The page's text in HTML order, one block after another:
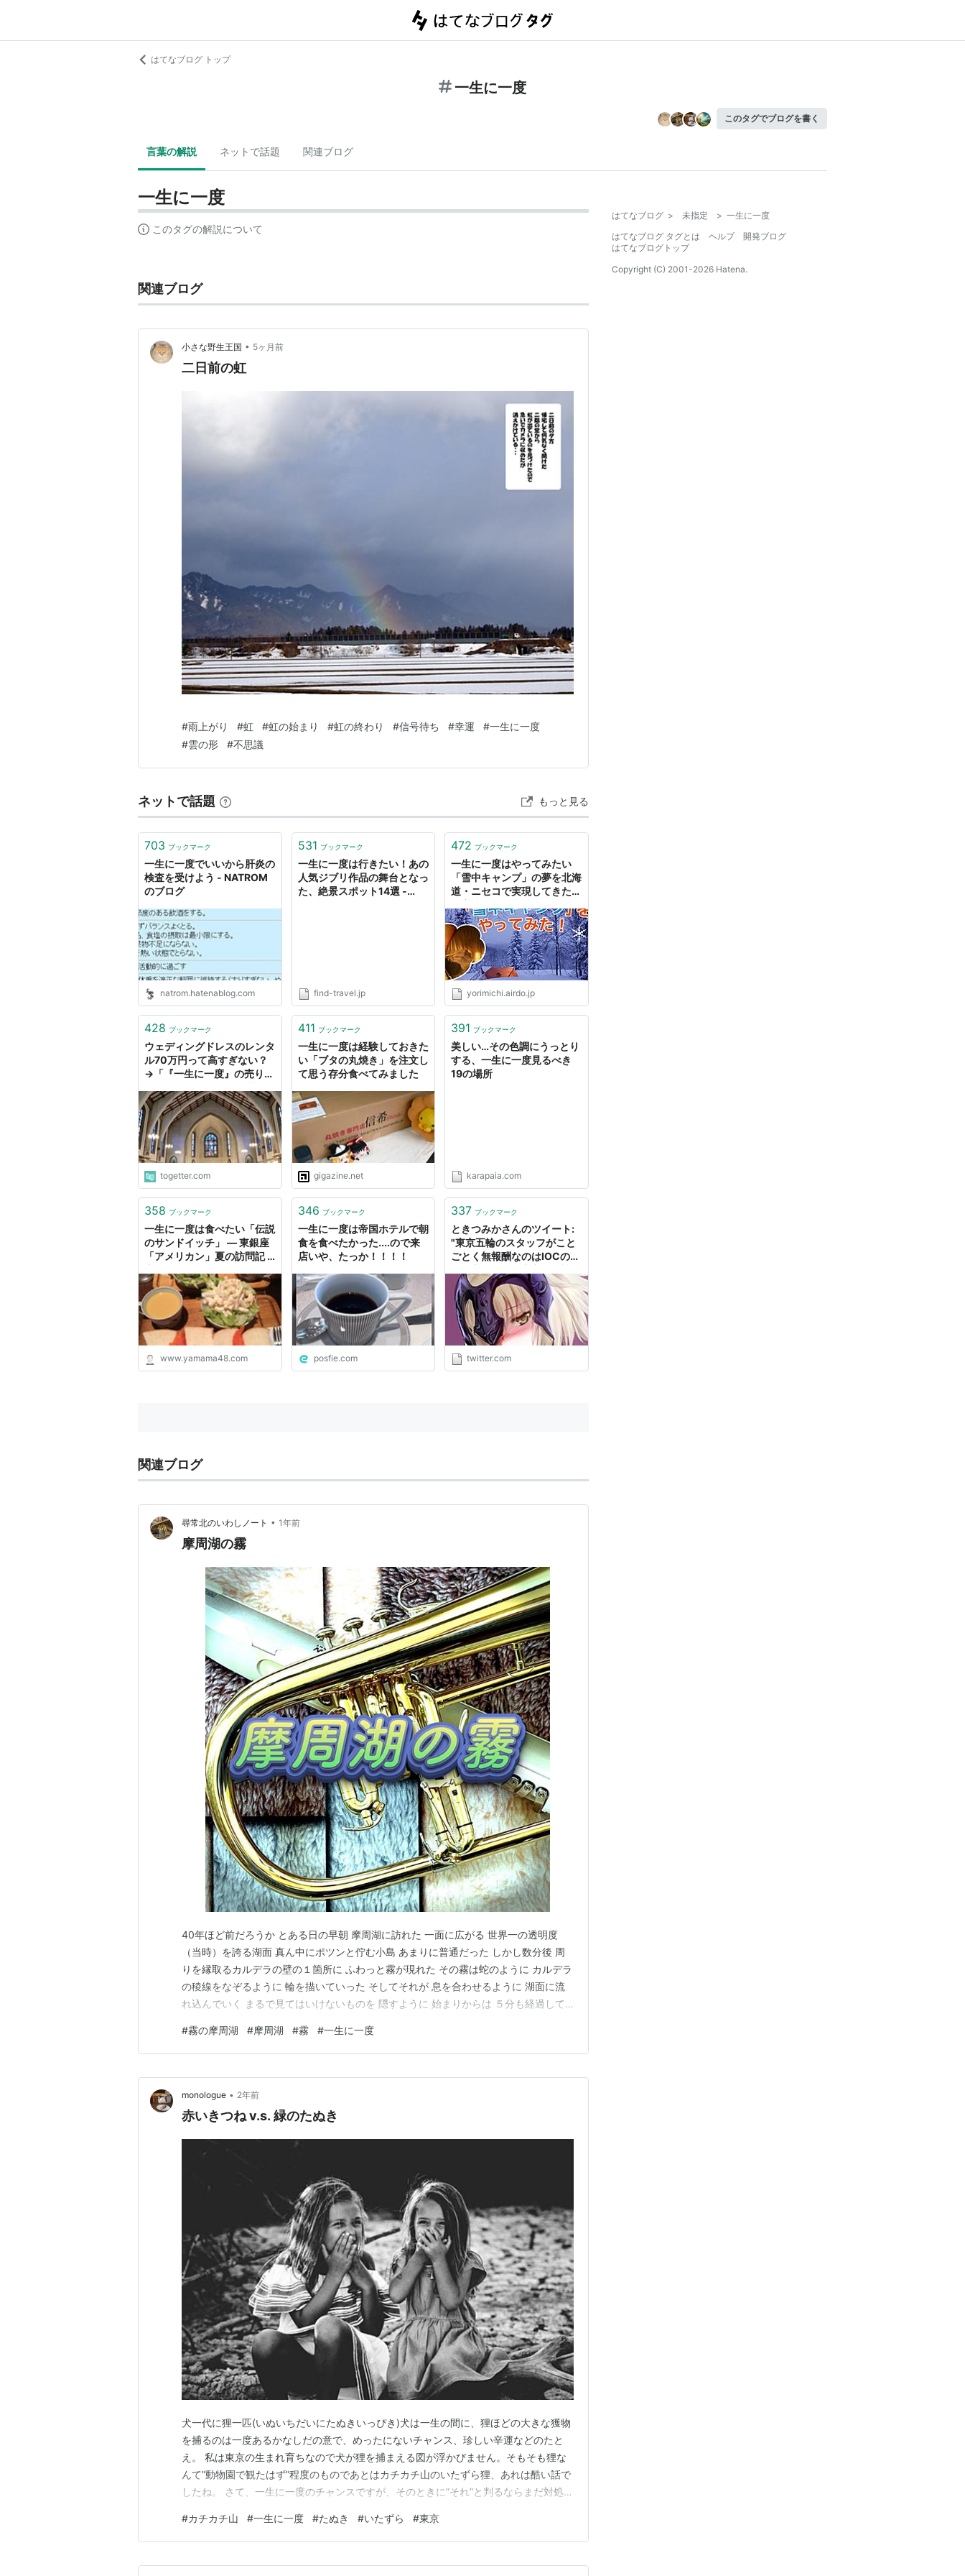
はてなブログ トップ
一生に一度
このタグでブログを書く
言葉の解説 ネットで話題 関連ブログ
一生に一度
このタグの解説について
関連ブログ
小さな野生王国 • 5ヶ月前
二日前の虹
#雨上がり #虹 #虹の始まり #虹の終わり #信号待ち #幸運 #一生に一度
#雲の形 #不思議
ネットで話題 もっと見る
703 ブックマーク
一生に一度でいいから肝炎の
検査を受けよう - NATROM
のブログ
natrom.hatenablog.com
531 ブックマーク
一生に一度は行きたい！あの
人気ジブリ作品の舞台となっ
た、絶景スポット14選 -
find-travel.jp
472 ブックマーク
一生に一度はやってみたい
「雪中キャンプ」の夢を北海
道・ニセコで実現してきた
Yorimichi AIRDO｜旅のより
みちをお手伝い
yorimichi.airdo.jp
428 ブックマーク
ウェディングドレスのレンタ
ル70万円って高すぎない？
→「『一生に一度』の売り文
チ」「なのに業界は赤字」…
価値観の違いから賛否呼ぶ
togetter.com
411 ブックマーク
一生に一度は経験しておきた
い「ブタの丸焼き」を注文し
て思う存分食べてみました
gigazine.net
391 ブックマーク
美しい…その色調にうっとり
する、一生に一度見るべき
19の場所
karapaia.com
358 ブックマーク
一生に一度は食べたい「伝説
のサンドイッチ」 ― 東銀座
「アメリカン」夏の訪問記 -
www.yamama48.com
346 ブックマーク
一生に一度は帝国ホテルで朝
食を食べたかった....ので来
店いや、たっか！！！！
posfie.com
337 ブックマーク
ときつみかさんのツイート:
"東京五輪のスタッフがこと
ごとく無報酬なのはIOCの五
国では 「うおおおオリンピ
ックの運営に参加出来るなん
て一生に一度の思い出！」っ
て応募が殺到するのだけど、
日本では誰も参加しなくて実
質徴兵制になり「社会貢献を
望む国民の育成に失敗した」
twitter.com
関連ブログ
尋常北のいわしノート • 1年前
摩周湖の霧
40年ほど前だろうか とある日の早朝 摩周湖に訪れた 一面に広がる 世界一の透明度
（当時）を誇る湖面 真ん中にポツンと佇む小島 あまりに普通だった しかし数分後 周
りを縁取るカルデラの壁の１箇所に ふわっと霧が現れた その霧は蛇のように カルデラ
の稜線をなぞるように 輪を描いていった そしてそれが 息を合わせるように 湖面に流
れ込んでいく まるで見てはいけないものを 隠すように 始まりからは ５分も経過して
いや、言葉を失っていた きっと皆 同じことを考えていただろう 一生に一度しか見られ
ないと 制作して参加してい…
#霧の摩周湖 #摩周湖 #霧 #一生に一度
monologue • 2年前
赤いきつね v.s. 緑のたぬき
犬一代に狸一匹(いぬいちだいにたぬきいっぴき)犬は一生の間に、狸ほどの大きな獲物
を捕るのは一度あるかなしだの意で、めったにないチャンス、珍しい辛運などのたと
え。 私は東京の生まれ育ちなので犬が狸を捕まえる図が浮かびません。そもそも狸な
んて”動物園で観たはず”程度のものであとはカチカチ山のいたずら狸、あれは酷い話で
したね。 さて、一生に一度のチャンスですが、そのときに”それ”と判るならまだ対処の
いうのがパターンです。というか、一生に一度のものにパターンがあるのかどう
か？”イメージ”と言った方が好いのかな？ ともかく、…
#カチカチ山 #一生に一度 #たぬき #いたずら #東京
はてなブログ > 未指定 > 一生に一度
はてなブログ タグとは
ヘルプ
開発ブログ
はてなブログトップ
Copyright (C) 2001-2026 Hatena.